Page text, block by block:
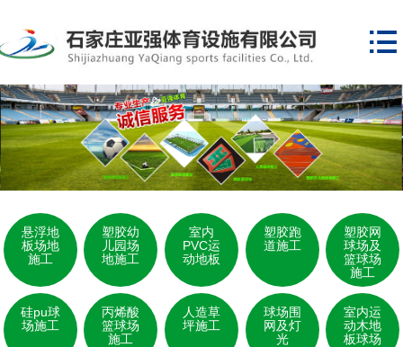

悬浮地
板场地
施工
塑胶幼
儿园场
地施工
室内
PVC运
动地板
塑胶跑
道施工
塑胶网
球场及
篮球场
施工
硅pu球
场施工
丙烯酸
篮球场
施工
人造草
坪施工
球场围
网及灯
光
室内运
动木地
板球场